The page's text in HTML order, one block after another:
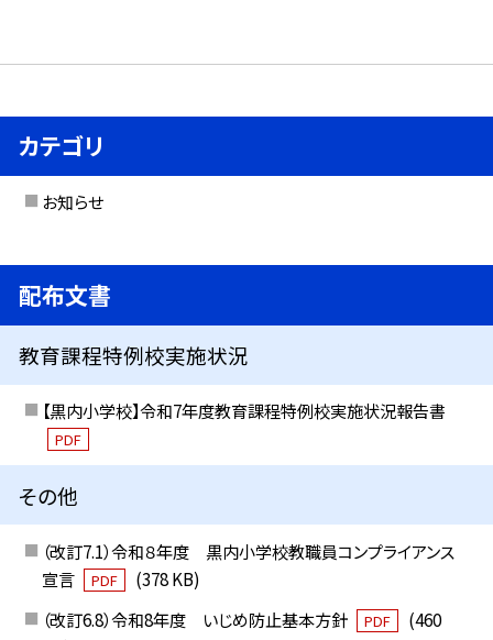
カテゴリ
お知らせ
配布文書
教育課程特例校実施状況
【黒内小学校】令和7年度教育課程特例校実施状況報告書
PDF
その他
（改訂7.1）令和８年度 黒内小学校教職員コンプライアンス
宣言
PDF
(378 KB)
（改訂6.8）令和8年度 いじめ防止基本方針
PDF
(460